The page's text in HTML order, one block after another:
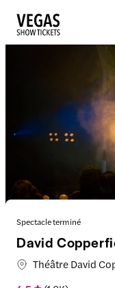
Spectacle terminé
David
Théâtre David